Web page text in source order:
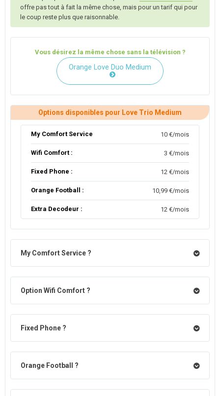
offre pas tout à fait la même chose, mais pour un tarif qui pour
le coup reste plus que raisonnable.
Vous désirez la même chose sans la télévision ?
Orange Love Duo Medium
Options disponibles pour Love Trio Medium
My Comfort Service 10 €/mois
Wifi Comfort : 3 €/mois
Fixed Phone : 12 €/mois
Orange Football : 10,99 €/mois
Extra Decodeur : 12 €/mois
My Comfort Service ?
Option Wifi Comfort ?
Fixed Phone ?
Orange Football ?